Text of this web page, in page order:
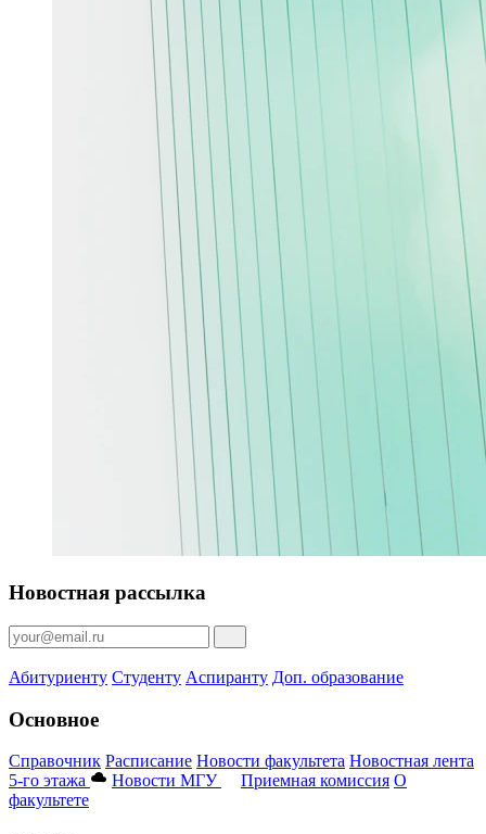
Новостная рассылка
Абитуриенту Студенту Аспиранту Доп. образование
Основное
Справочник Расписание Новости факультета Новостная лента
5-го этажа
Новости МГУ Приемная комиссия О
факультете